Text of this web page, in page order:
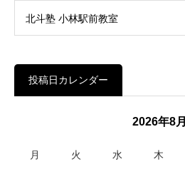
北斗塾 小林駅前教室
投稿日カレンダー
2026年8月
月 火 水 木